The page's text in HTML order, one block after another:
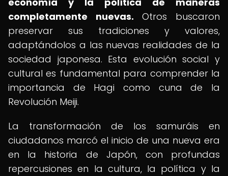
completamente nuevas. Otros buscaron
preservar sus tradiciones y valores,
adaptándolos a las nuevas realidades de la
sociedad japonesa. Esta evolución social y
cultural es fundamental para comprender la
importancia de Hagi como cuna de la
Revolución Meiji.
La transformación de los samuráis en
ciudadanos marcó el inicio de una nueva era
en la historia de Japón, con profundas
repercusiones en la cultura, la política y la